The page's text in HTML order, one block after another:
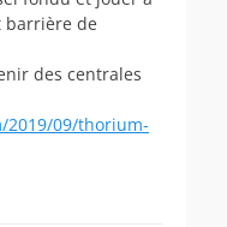
barrière de
des centrales
2019/09/thorium-